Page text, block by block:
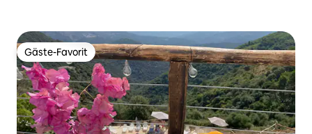
Gäste-Favorit
Gäste-Favorit